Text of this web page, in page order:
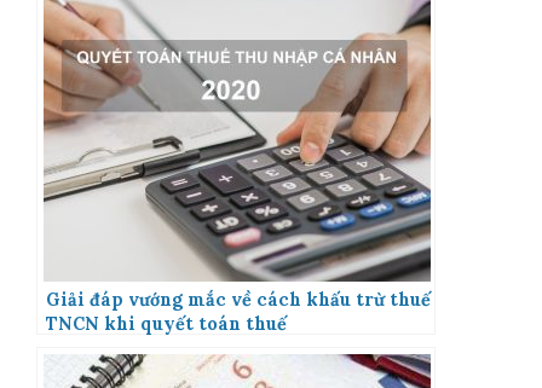
Giải đáp vướng mắc về cách khấu trừ thuế
TNCN khi quyết toán thuế